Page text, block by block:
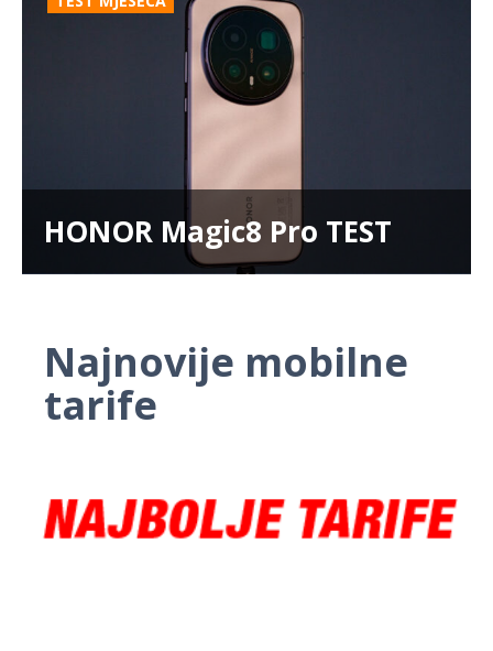
HONOR Magic8 Pro TEST
Najnovije mobilne
tarife